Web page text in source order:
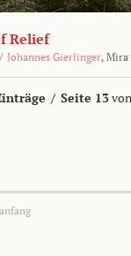
Relief
/ Johannes Gierlinger, Mira
/ Seite 13